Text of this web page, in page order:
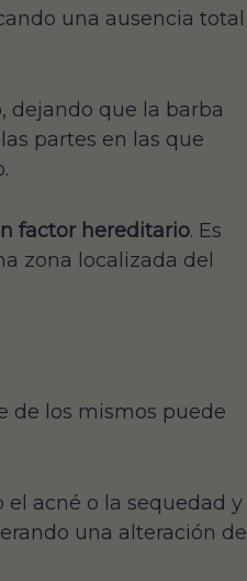
una ausencia total
dejando que la barba
partes en las que
factor hereditario. Es
zona localizada del
de los mismos puede
acné o la sequedad y
una alteración de